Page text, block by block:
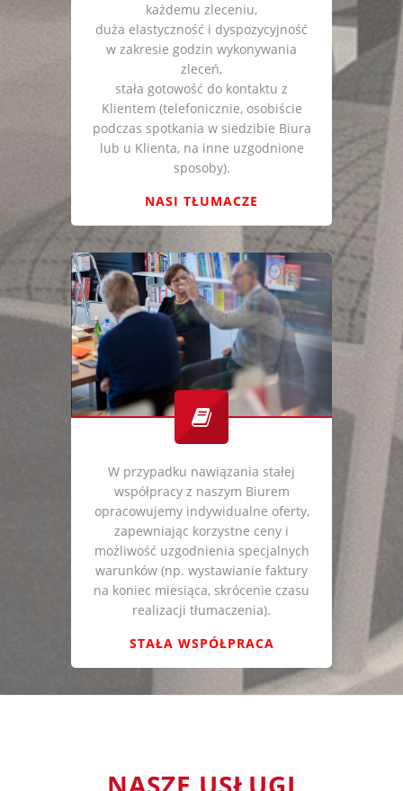
każdemu zleceniu,
duża elastyczność i dyspozycyjność
w zakresie godzin wykonywania
zleceń,
stała gotowość do kontaktu z
Klientem (telefonicznie, osobiście
podczas spotkania w siedzibie Biura
lub u Klienta, na inne uzgodnione
sposoby).
NASI TŁUMACZE
W przypadku nawiązania stałej
współpracy z naszym Biurem
opracowujemy indywidualne oferty,
zapewniając korzystne ceny i
możliwość uzgodnienia specjalnych
warunków (np. wystawianie faktury
na koniec miesiąca, skrócenie czasu
realizacji tłumaczenia).
STAŁA WSPÓŁPRACA